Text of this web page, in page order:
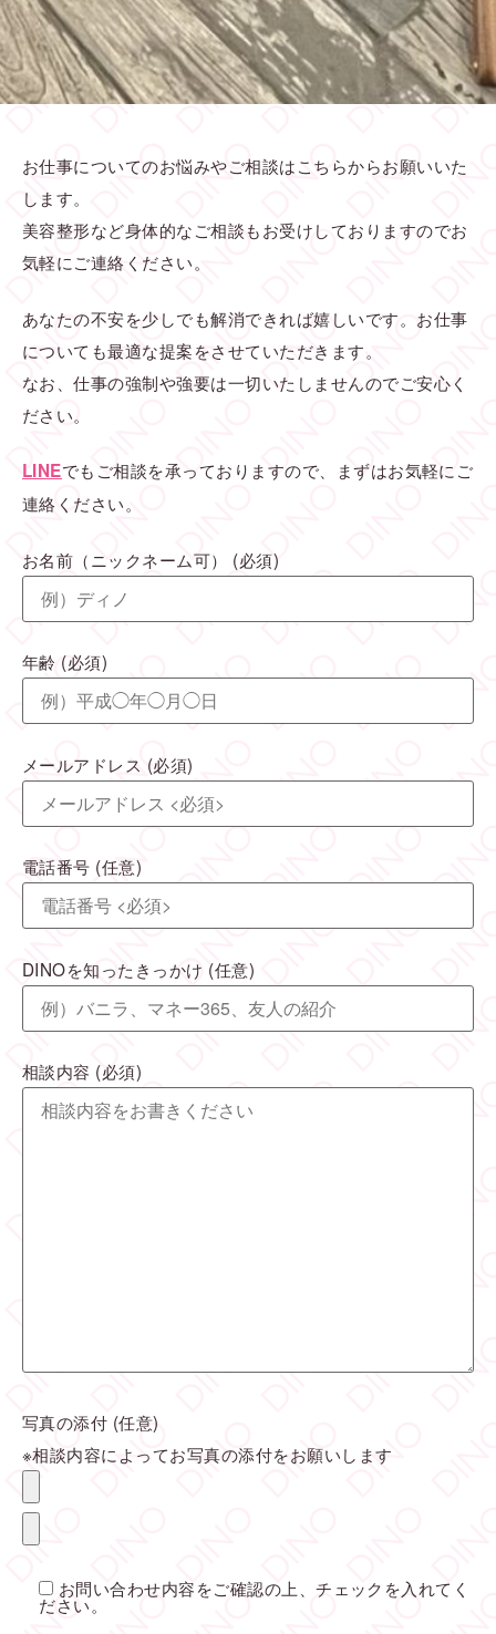
お仕事についてのお悩みやご相談はこちらからお願いいた
します。
美容整形など身体的なご相談もお受けしておりますのでお
気軽にご連絡ください。
あなたの不安を少しでも解消できれば嬉しいです。お仕事
についても最適な提案をさせていただきます。
なお、仕事の強制や強要は一切いたしませんのでご安心く
ださい。
LINEでもご相談を承っておりますので、まずはお気軽にご
連絡ください。
お名前（ニックネーム可） (必須)
年齢 (必須)
メールアドレス (必須)
電話番号 (任意)
DINOを知ったきっかけ (任意)
相談内容 (必須)
写真の添付 (任意)
※相談内容によってお写真の添付をお願いします
お問い合わせ内容をご確認の上、チェックを入れてく
ださい。